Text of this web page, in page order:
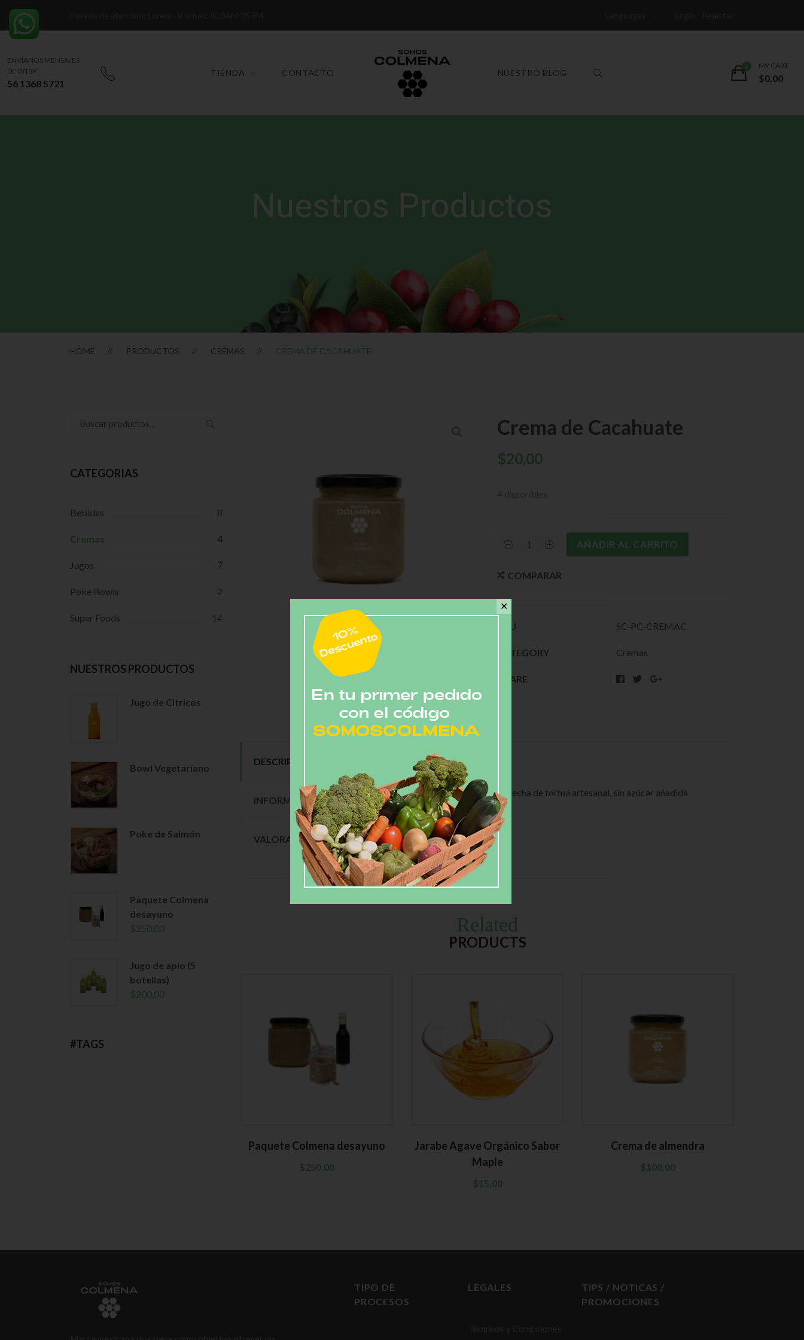
ENVÍANOS MENSAJES
DE WTSP
56 1368 5721
TIENDA CONTACTO NUESTRO BLOG
MY CART
$0,00
Nuestros Productos
HOME PRODUCTOS CREMAS CREMA DE CACAHUATE
Buscar
CATEGORIAS
Bebidas 8
Cremas 4
Jugos 7
Poke Bowls 2
Super Foods 14
NUESTROS PRODUCTOS
Jugo de Citricos
Bowl Vegetariano
Poke de Salmón
Paquete Colmena
desayuno
$250,00
Jugo de apio (5
botellas)
$200,00
#TAGS
Crema de Cacahuate
$20,00
4 disponibles
AÑADIR AL CARRITO
COMPARAR
SKU SC-PC-CREMAC
CATEGORY Cremas
SHARE
DESCRIPCIÓN
INFORMACIÓN ADICIONAL
VALORACIONES (0)
DESCRIPCIÓN
Frasco de 200 g, crema hecha de forma artesanal, sin azúcar añadida.
Related
PRODUCTS
Paquete Colmena desayuno
$250,00
Jarabe Agave Orgánico Sabor
Maple
$15,00
Crema de almendra
$100,00
TIPO DE
PROCESOS
LEGALES
TIPS / NOTICAS /
PROMOCIONES
✕